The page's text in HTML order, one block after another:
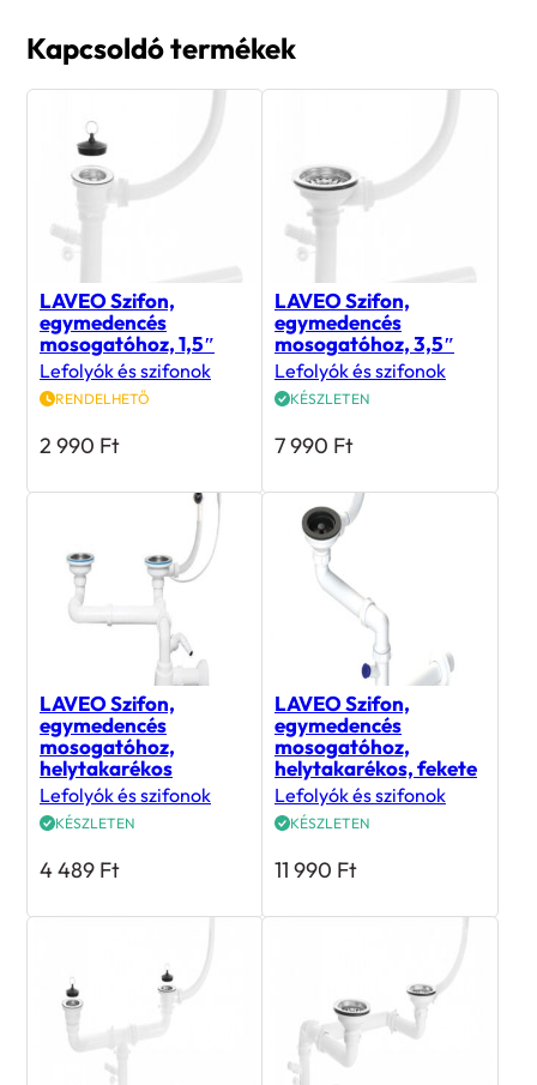
Kapcsoldó termékek
LAVEO Szifon,
egymedencés
mosogatóhoz, 1,5″
Lefolyók és szifonok
RENDELHETŐ
2 990 Ft
LAVEO Szifon,
egymedencés
mosogatóhoz, 3,5″
Lefolyók és szifonok
KÉSZLETEN
7 990 Ft
LAVEO Szifon,
egymedencés
mosogatóhoz,
helytakarékos
Lefolyók és szifonok
KÉSZLETEN
4 489 Ft
LAVEO Szifon,
egymedencés
mosogatóhoz,
helytakarékos, fekete
Lefolyók és szifonok
KÉSZLETEN
11 990 Ft